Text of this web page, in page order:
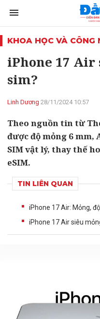
KHOA HỌC VÀ CÔNG
iPhone 17 Air
sim?
Linh Dương 28/11/2024 10:57
Theo nguồn tin từ
được độ mỏng 6 mm,
SIM vật lý, thay thế
eSIM.
TIN LIÊN QUAN
iPhone 17 Air: Mỏng,
iPhone 17 Air siêu